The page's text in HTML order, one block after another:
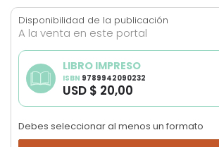
to
the
beginning
of
the
images
gallery
Disponibilidad de la publicación
A la venta en este portal
LIBRO IMPRESO
ISBN 9789942090232
USD $ 20,00
Debes seleccionar al menos un formato